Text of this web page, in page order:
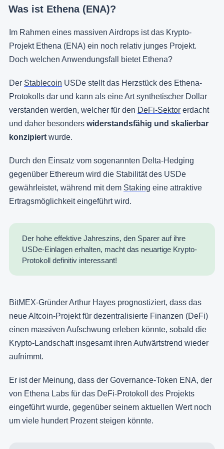
Was ist Ethena (ENA)?
Im Rahmen eines massiven Airdrops ist das Krypto-
Projekt Ethena (ENA) ein noch relativ junges Projekt.
Doch welchen Anwendungsfall bietet Ethena?
Der Stablecoin USDe stellt das Herzstück des Ethena-
Protokolls dar und kann als eine Art synthetischer Dollar
verstanden werden, welcher für den DeFi-Sektor erdacht
und daher besonders widerstandsfähig und skalierbar
konzipiert wurde.
Durch den Einsatz vom sogenannten Delta-Hedging
gegenüber Ethereum wird die Stabilität des USDe
gewährleistet, während mit dem Staking eine attraktive
Ertragsmöglichkeit eingeführt wird.
Der hohe effektive Jahreszins, den Sparer auf ihre
USDe-Einlagen erhalten, macht das neuartige Krypto-
Protokoll definitiv interessant!
BitMEX-Gründer Arthur Hayes prognostiziert, dass das
neue Altcoin-Projekt für dezentralisierte Finanzen (DeFi)
einen massiven Aufschwung erleben könnte, sobald die
Krypto-Landschaft insgesamt ihren Aufwärtstrend wieder
aufnimmt.
Er ist der Meinung, dass der Governance-Token ENA, der
von Ethena Labs für das DeFi-Protokoll des Projekts
eingeführt wurde, gegenüber seinem aktuellen Wert noch
um viele hundert Prozent steigen könnte.